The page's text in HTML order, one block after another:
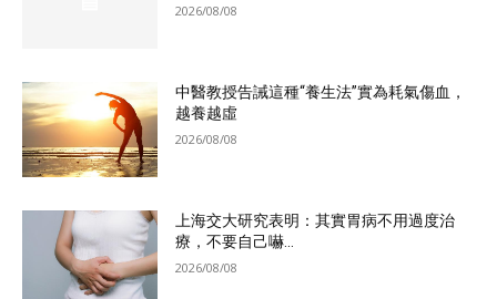
2026/08/08
中醫教授告誡這種“養生法”實為耗氣傷血，
越養越虛
2026/08/08
上海交大研究表明：其實胃病不用過度治
療，不要自己嚇...
2026/08/08